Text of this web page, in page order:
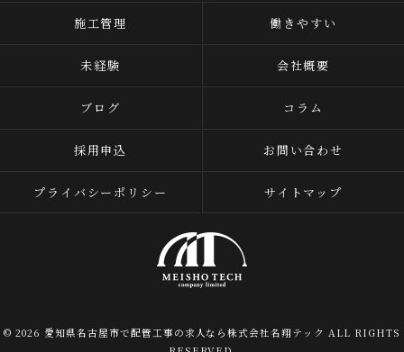
施工管理 働きやすい
未経験 会社概要
ブログ コラム
採用申込 お問い合わせ
プライバシーポリシー サイトマップ
© 2026 愛知県名古屋市で配管工事の求人なら株式会社名翔テック ALL RIGHTS